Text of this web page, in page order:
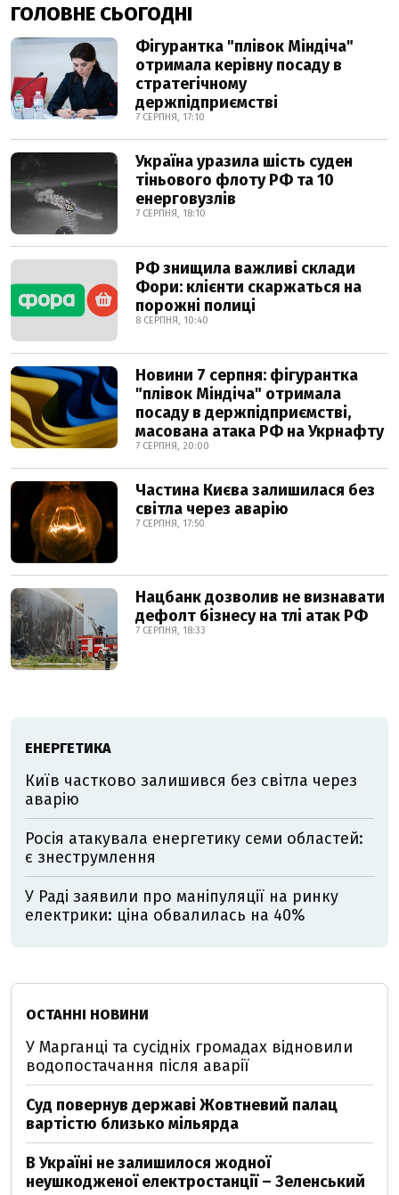
ГОЛОВНЕ СЬОГОДНІ
Фігурантка "плівок Міндіча"
отримала керівну посаду в
стратегічному
держпідприємстві
7 СЕРПНЯ, 17:10
Україна уразила шість суден
тіньового флоту РФ та 10
енерговузлів
7 СЕРПНЯ, 18:10
РФ знищила важливі склади
Фори: клієнти скаржаться на
порожні полиці
8 СЕРПНЯ, 10:40
Новини 7 серпня: фігурантка
"плівок Міндіча" отримала
посаду в держпідприємстві,
масована атака РФ на Укрнафту
7 СЕРПНЯ, 20:00
Частина Києва залишилася без
світла через аварію
7 СЕРПНЯ, 17:50
Нацбанк дозволив не визнавати
дефолт бізнесу на тлі атак РФ
7 СЕРПНЯ, 18:33
ЕНЕРГЕТИКА
Київ частково залишився без світла через
аварію
Росія атакувала енергетику семи областей:
є знеструмлення
У Раді заявили про маніпуляції на ринку
електрики: ціна обвалилась на 40%
ОСТАННІ НОВИНИ
У Марганці та сусідніх громадах відновили
водопостачання після аварії
Суд повернув державі Жовтневий палац
вартістю близько мільярда
В Україні не залишилося жодної
неушкодженої електростанції – Зеленський